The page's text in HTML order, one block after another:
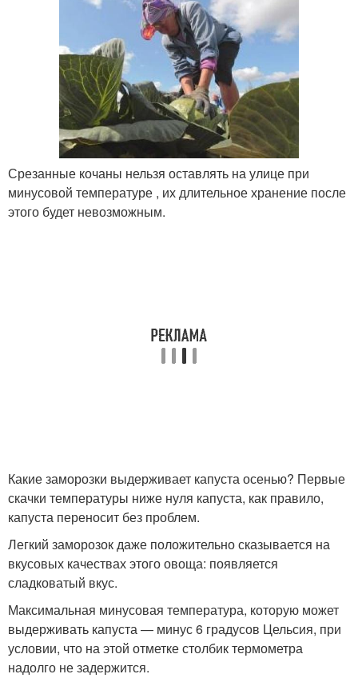
Срезанные кочаны нельзя оставлять на улице при
минусовой температуре , их длительное хранение после
этого будет невозможным.
Какие заморозки выдерживает капуста осенью? Первые
скачки температуры ниже нуля капуста, как правило,
капуста переносит без проблем.
Легкий заморозок даже положительно сказывается на
вкусовых качествах этого овоща: появляется
сладковатый вкус.
Максимальная минусовая температура, которую может
выдерживать капуста — минус 6 градусов Цельсия, при
условии, что на этой отметке столбик термометра
надолго не задержится.